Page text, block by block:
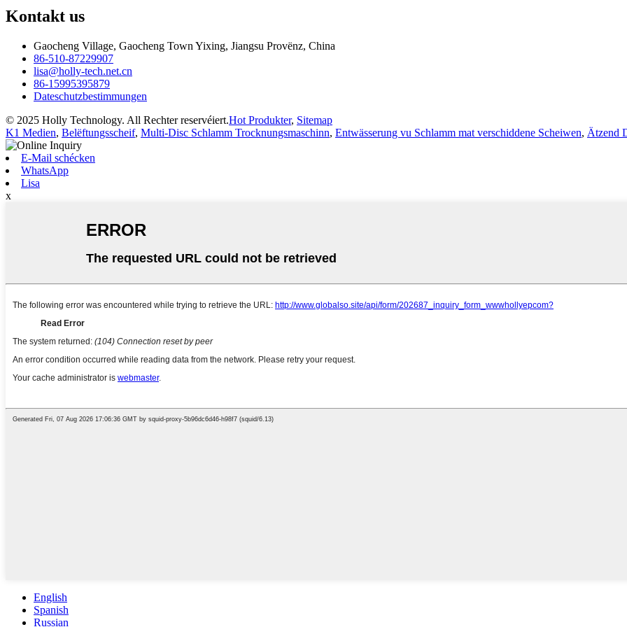
Kontakt us
Gaocheng Village, Gaocheng Town Yixing, Jiangsu Provënz, China
86-510-87229907
lisa@holly-tech.net.cn
86-15995395879
Dateschutzbestimmungen
© 2025 Holly Technology. All Rechter reservéiert.Hot Produkter, Sitemap
K1 Medien, Belëftungsscheif, Multi-Disc Schlamm Trocknungsmaschinn, Entwässerung vu Schlamm mat verschiddene Scheiwen, Ätzend
E-Mail schécken
WhatsApp
Lisa
x
English
Spanish
Russian